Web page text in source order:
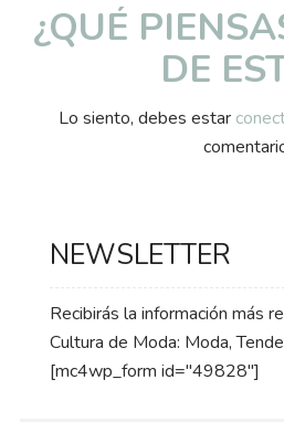
¿QUÉ
DE
Lo siento, debes estar
NEWSLETTER
Recibirás la información más
Cultura de Moda: Moda,
[mc4wp_form id="49828"]